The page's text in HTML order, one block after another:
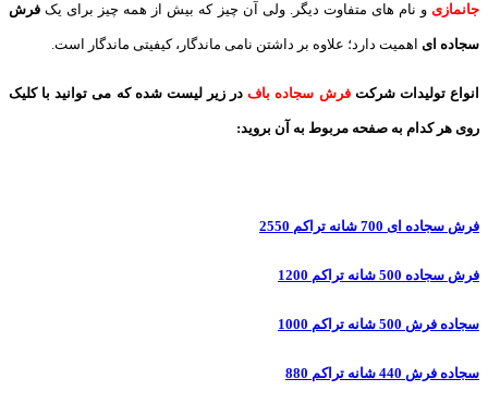
جانمازی و نام های متفاوت دیگر. ولی آن چیز که بیش از همه چیز برای یک فرش
سجاده ای اهمیت دارد؛ علاوه بر داشتن نامی ماندگار، کیفیتی ماندگار است.
انواع تولیدات شرکتفرش سجاده بافدر زیر لیست شده که می توانید با کلیک
روی هر کدام به صفحه مربوط به آن بروید:
فرش سجاده ای 700 شانه تراکم 2550
فرش سجاده 500 شانه تراکم 1200
سجاده فرش 500 شانه تراکم 1000
سجاده فرش 440 شانه تراکم 880